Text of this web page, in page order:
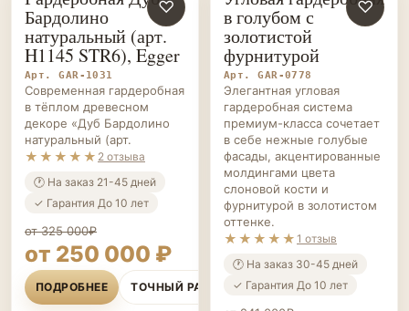
ГАРДЕРОБНЫЕ НА ЗАКАЗ
♡
Гардеробная Дуб
Бардолино
натуральный (арт.
H1145 STR6), Egger
Арт. GAR-1031
Современная гардеробная
в тёплом древесном
декоре «Дуб Бардолино
натуральный (арт.
🕐 На заказ 21-45 дней
от 325 000₽
от 250 000 ₽
ПОДРОБНЕЕ ТОЧНЫЙ РАСЧЁТ
ГАРДЕРОБНЫЕ НА ЗАКАЗ
♡
Угловая гардеробная
в голубом с
золотистой
фурнитурой
Арт. GAR-0778
Элегантная угловая
гардеробная система
премиум-класса сочетает
в себе нежные голубые
фасады, акцентированные
молдингами цвета
слоновой кости и
фурнитурой в золотистом
оттенке.
🕐 На заказ 30-45 дней